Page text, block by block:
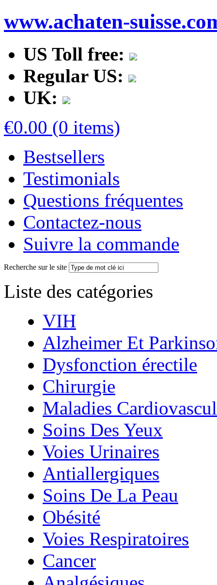
www.achaten-
US Toll free:
Regular US:
UK:
€0.00 (0 items)
Bestsellers
Testimonials
Questions fréquentes
Contactez-nous
Suivre la commande
Recherche sur le site
Liste des catégories
VIH
Alzheimer Et
Dysfonction érectile
Chirurgie
Maladies
Soins Des Yeux
Voies Urinaires
Antiallergiques
Soins De La Peau
Obésité
Voies Respiratoires
Cancer